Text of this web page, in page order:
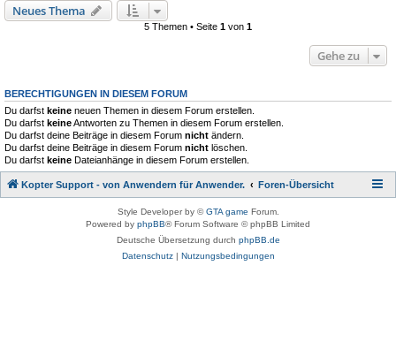
Neues Thema
5 Themen • Seite 1 von 1
Gehe zu
BERECHTIGUNGEN IN DIESEM FORUM
Du darfst keine neuen Themen in diesem Forum erstellen.
Du darfst keineAntworten zu Themen in diesem Forum erstellen.
Du darfst deine Beiträge in diesem Forum nicht ändern.
Du darfst deine Beiträge in diesem Forum nicht löschen.
Du darfst keine Dateianhänge in diesem Forum erstellen.
Kopter Support - von Anwendern für Anwender. Foren-Übersicht
Style Developer by ©GTA game Forum.
Powered by phpBB® Forum Software © phpBB Limited
Deutsche Übersetzung durch phpBB.de
Datenschutz| Nutzungsbedingungen